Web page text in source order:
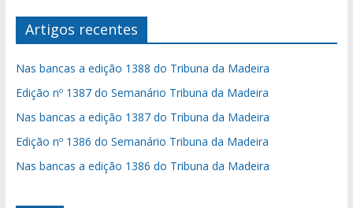
Artigos recentes
Nas bancas a edição 1388 do Tribuna da Madeira
Edição nº 1387 do Semanário Tribuna da Madeira
Nas bancas a edição 1387 do Tribuna da Madeira
Edição nº 1386 do Semanário Tribuna da Madeira
Nas bancas a edição 1386 do Tribuna da Madeira